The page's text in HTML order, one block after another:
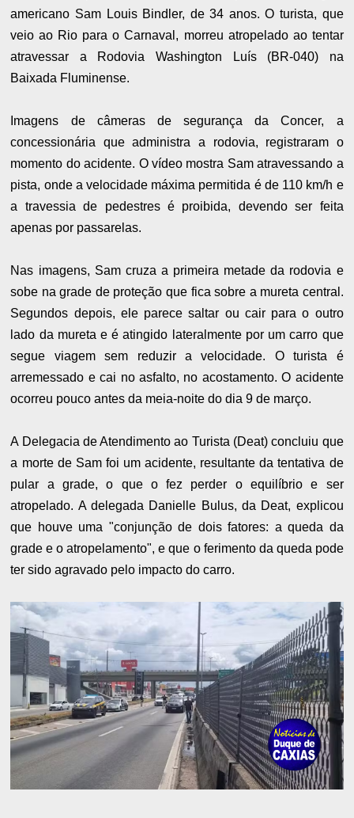
americano Sam Louis Bindler, de 34 anos. O turista, que
veio ao Rio para o Carnaval, morreu atropelado ao tentar
atravessar a Rodovia Washington Luís (BR-040) na
Baixada Fluminense.
Imagens de câmeras de segurança da Concer, a
concessionária que administra a rodovia, registraram o
momento do acidente. O vídeo mostra Sam atravessando a
pista, onde a velocidade máxima permitida é de 110 km/h e
a travessia de pedestres é proibida, devendo ser feita
apenas por passarelas.
Nas imagens, Sam cruza a primeira metade da rodovia e
sobe na grade de proteção que fica sobre a mureta central.
Segundos depois, ele parece saltar ou cair para o outro
lado da mureta e é atingido lateralmente por um carro que
segue viagem sem reduzir a velocidade. O turista é
arremessado e cai no asfalto, no acostamento. O acidente
ocorreu pouco antes da meia-noite do dia 9 de março.
A Delegacia de Atendimento ao Turista (Deat) concluiu que
a morte de Sam foi um acidente, resultante da tentativa de
pular a grade, o que o fez perder o equilíbrio e ser
atropelado. A delegada Danielle Bulus, da Deat, explicou
que houve uma "conjunção de dois fatores: a queda da
grade e o atropelamento", e que o ferimento da queda pode
ter sido agravado pelo impacto do carro.